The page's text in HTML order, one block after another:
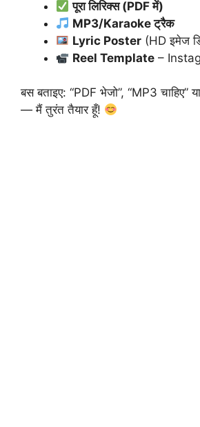
पूरा लिरिक्स (PDF में)
MP3/Karaoke ट्रैक
Lyric Poster (HD इमेज
Reel Template –
बस बताइए: “PDF भेजो”, “MP3 चाहिए”
— मैं तुरंत तैयार हूँ!